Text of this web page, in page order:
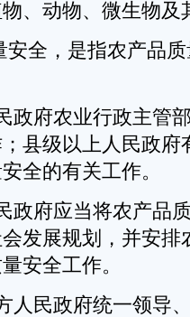
、动物、微生物及
安全，是指农产品
政府农业行政主管
县级以上人民政府
全的有关工作。
政府应当将农产品
发展规划，并安排
安全工作。
人民政府统一领导